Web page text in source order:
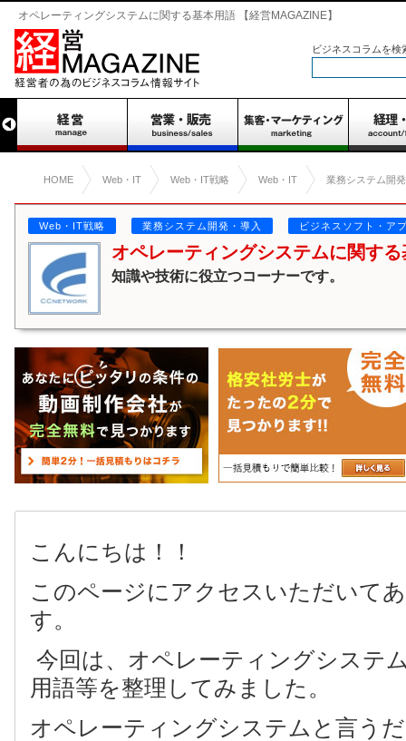
オペレーティングシステムに関する基本用語 【経営MAGAZINE】
ビジネスコラムを検
HOME Web・IT Web・IT戦略 Web・IT 業務システム開
Web・IT戦略 業務システム開発・導入 ビジネスソフト・ア
オペレーティングシステムに関す
知識や技術に役立つコーナーです。
こんにちは！！
このページにアクセスいただいて
す。
今回は、オペレーティングシステ
用語等を整理してみました。
オペレーティングシステムと言う